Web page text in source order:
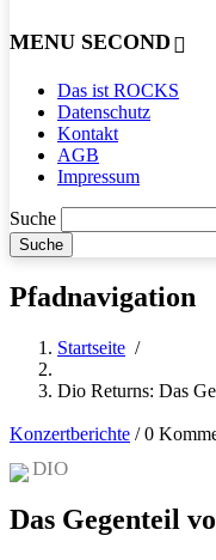
MENU SECOND
Das ist ROCKS
Datenschutz
Kontakt
AGB
Impressum
Suche
Pfadnavigation
Startseite /
Dio Returns: Das
Konzertberichte /0
DIO
Das Gegenteil